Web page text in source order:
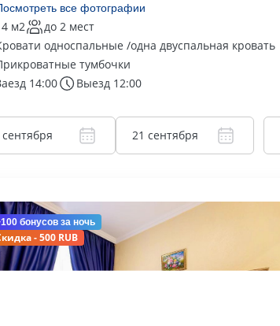
все фотографии
м2
до 2 мест
односпальные /одна двуспальная кровать
тумбочки
14:00
Выезд 12:00
21 сентября
бонусов за ночь
- 500 RUB